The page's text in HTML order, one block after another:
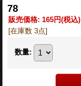
78
販売価格: 165円(税込)
[在庫数 3点]
数量: